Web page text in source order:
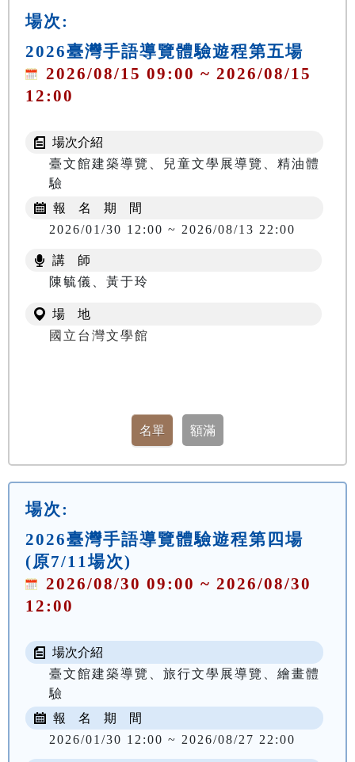
場次:
2026臺灣手語導覽體驗遊程第五場
2026/08/15 09:00 ~ 2026/08/15
12:00
場次介紹
臺文館建築導覽、兒童文學展導覽、精油體
驗
報 名 期 間
2026/01/30 12:00 ~ 2026/08/13 22:00
講 師
陳毓儀、黃于玲
場 地
國立台灣文學館
場次:
2026臺灣手語導覽體驗遊程第四場
(原7/11場次)
2026/08/30 09:00 ~ 2026/08/30
12:00
場次介紹
臺文館建築導覽、旅行文學展導覽、繪畫體
驗
報 名 期 間
2026/01/30 12:00 ~ 2026/08/27 22:00